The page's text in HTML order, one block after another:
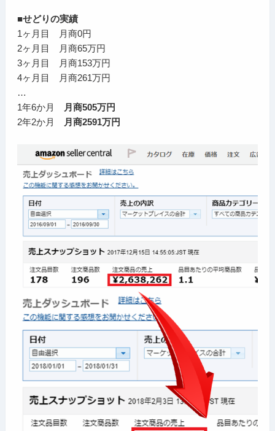
■せどりの実績
1ヶ月目 月商0円
2ヶ月目 月商65万円
3ヶ月目 月商153万円
4ヶ月目 月商261万円
…
1年6か月
月商505万円
2年2か月
月商2591万円